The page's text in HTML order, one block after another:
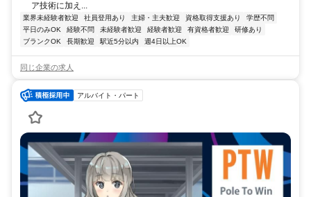
ア技術に加え...
業界未経験者歓迎 社員登用あり 主婦・主夫歓迎 資格取得支援あり
学歴不問
平日のみOK
経験不問 未経験者歓迎 経験者歓迎 有資格者歓迎
研修あり
ブランクOK
長期歓迎 駅近5分以内 週4日以上OK
同じ企業の求人
アルバイト・パート